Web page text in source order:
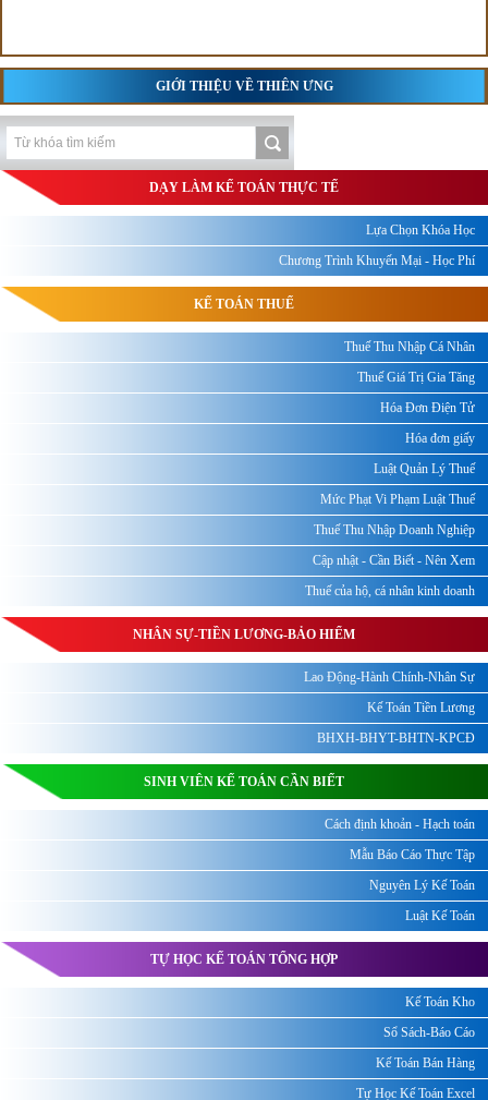
GIỚI THIỆU VỀ THIÊN ƯNG
DẠY LÀM KẾ TOÁN THỰC TẾ
Lựa Chọn Khóa Học
Chương Trình Khuyến Mại - Học Phí
KẾ TOÁN THUẾ
Thuế Thu Nhập Cá Nhân
Thuế Giá Trị Gia Tăng
Hóa Đơn Điện Tử
Hóa đơn giấy
Luật Quản Lý Thuế
Mức Phạt Vi Phạm Luật Thuế
Thuế Thu Nhập Doanh Nghiệp
Cập nhật - Cần Biết - Nên Xem
Thuế của hộ, cá nhân kinh doanh
NHÂN SỰ-TIỀN LƯƠNG-BẢO HIỂM
Lao Động-Hành Chính-Nhân Sự
Kế Toán Tiền Lương
BHXH-BHYT-BHTN-KPCĐ
SINH VIÊN KẾ TOÁN CẦN BIẾT
Cách định khoản - Hạch toán
Mẫu Báo Cáo Thực Tập
Nguyên Lý Kế Toán
Luật Kế Toán
TỰ HỌC KẾ TOÁN TỔNG HỢP
Kế Toán Kho
Sổ Sách-Báo Cáo
Kế Toán Bán Hàng
Tự Học Kế Toán Excel